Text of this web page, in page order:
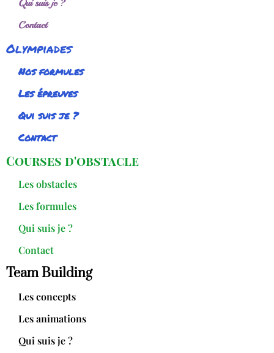
Qui suis je ?
Contact
Olympiades
Nos formules
Les épreuves
Qui suis je ?
Contact
Courses d'obstacle
Les obstacles
Les formules
Qui suis je ?
Contact
Team Building
Les concepts
Les animations
Qui suis je ?